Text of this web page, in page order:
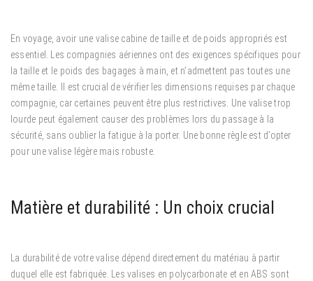
En voyage, avoir une valise cabine de taille et de poids appropriés est
essentiel. Les compagnies aériennes ont des exigences spécifiques pour
la taille et le poids des bagages à main, et n’admettent pas toutes une
même taille. Il est crucial de vérifier les dimensions requises par chaque
compagnie, car certaines peuvent être plus restrictives. Une valise trop
lourde peut également causer des problèmes lors du passage à la
sécurité, sans oublier la fatigue à la porter. Une bonne règle est d’opter
pour une valise légère mais robuste.
Matière et durabilité : Un choix crucial
La durabilité de votre valise dépend directement du matériau à partir
duquel elle est fabriquée. Les valises en polycarbonate et en ABS sont